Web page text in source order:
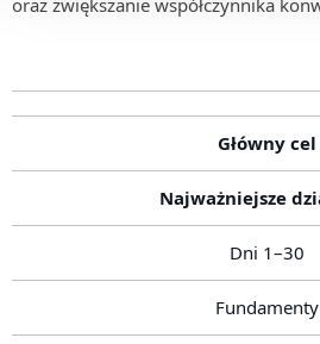
oraz zwiększanie współczynnika
Główny cel
Najważniejsze
Dni 1–30
Fundamenty